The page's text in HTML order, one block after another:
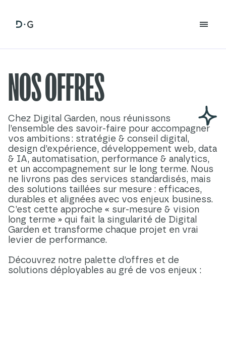
NOS OFFRES
Chez Digital Garden, nous réunissons
l’ensemble des savoir‑faire pour accompagner
vos ambitions : stratégie & conseil digital,
design d’expérience, développement web, data
& IA, automatisation, performance & analytics,
et un accompagnement sur le long terme. Nous
ne livrons pas des services standardisés, mais
des solutions taillées sur mesure : efficaces,
durables et alignées avec vos enjeux business.
C’est cette approche « sur‑mesure & vision
long terme » qui fait la singularité de Digital
Garden et transforme chaque projet en vrai
levier de performance.
Découvrez notre palette d’offres et de
solutions déployables au gré de vos enjeux :